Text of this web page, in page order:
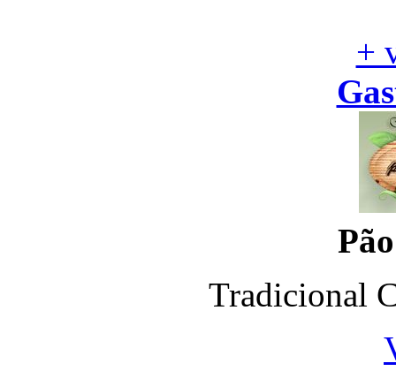
+
Tradicional